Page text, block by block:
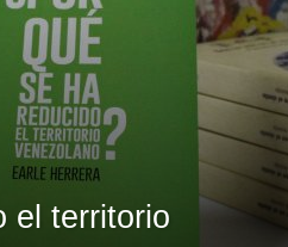
el territorio